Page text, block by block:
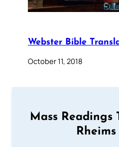
Webster Bible
October 11, 2018
Mass Readings